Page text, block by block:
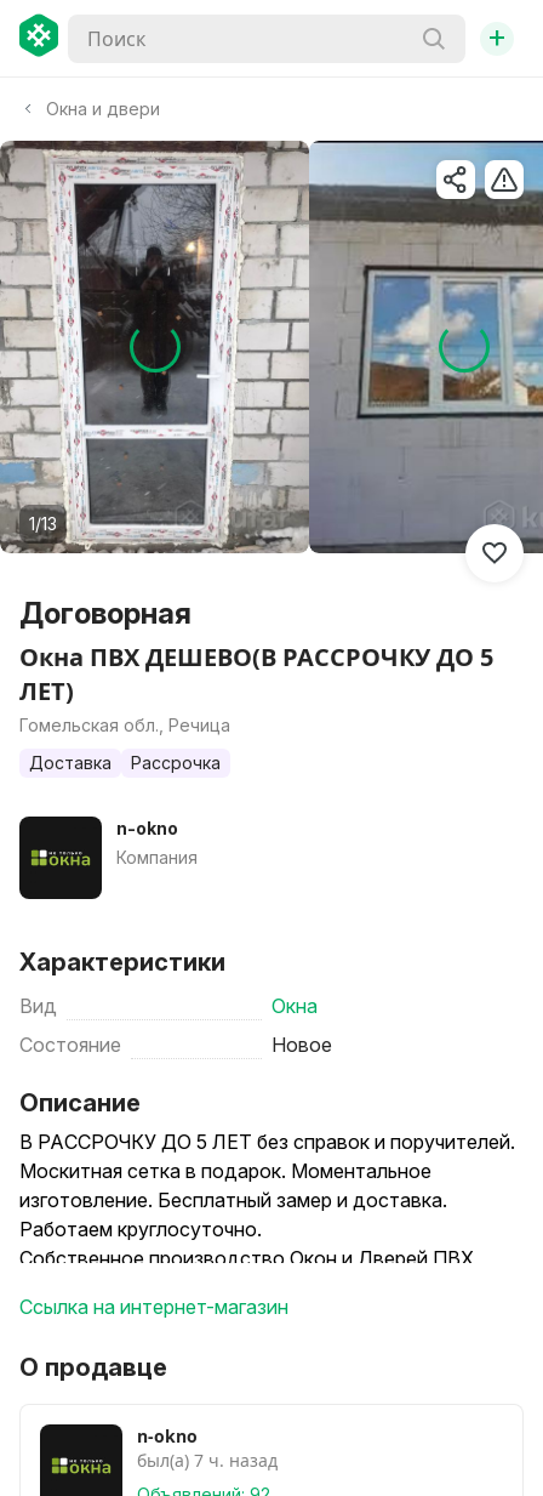
+
Окна и двери
1/13
Договорная
Окна ПВХ ДЕШЕВО(В РАССРОЧКУ ДО 5
ЛЕТ)
Гомельская обл., Речица
Доставка
Рассрочка
n-okno
Компания
Характеристики
Вид
Окна
Состояние
Новое
Описание
В РАССРОЧКУ ДО 5 ЛЕТ без справок и поручителей.
Москитная сетка в подарок. Моментальное
изготовление. Бесплатный замер и доставка.
Работаем круглосуточно.
Собственное производство Окон и Дверей ПВХ
Ламинация, тонирование, мультифункциональное
Быстро и качественно!
Ссылка на интернет-магазин
О продавце
n-okno
был(а) 7 ч. назад